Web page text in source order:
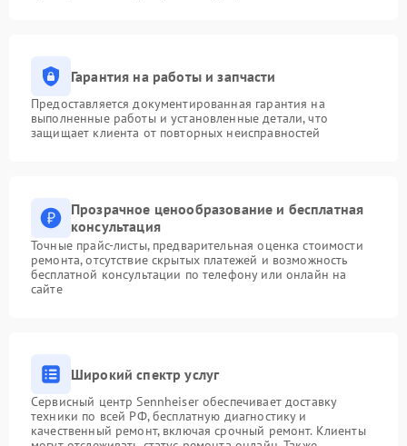
Гарантия на работы и запчасти
Предоставляется документированная гарантия на
выполненные работы и установленные детали, что
защищает клиента от повторных неисправностей
Прозрачное ценообразование и бесплатная
консультация
Точные прайс-листы, предварительная оценка стоимости
ремонта, отсутствие скрытых платежей и возможность
бесплатной консультации по телефону или онлайн на
сайте
Широкий спектр услуг
Сервисный центр Sennheiser обеспечивает доставку
техники по всей РФ, бесплатную диагностику и
качественный ремонт, включая срочный ремонт. Клиенты